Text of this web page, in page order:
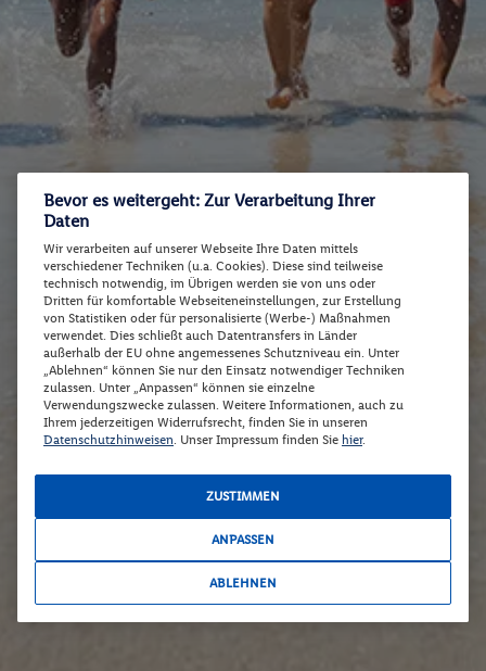
Bevor es weitergeht: Zur Verarbeitung Ihrer
Daten
Wir verarbeiten auf unserer Webseite Ihre Daten mittels
verschiedener Techniken (u.a. Cookies). Diese sind teilweise
technisch notwendig, im Übrigen werden sie von uns oder
Dritten für komfortable Webseiteneinstellungen, zur Erstellung
von Statistiken oder für personalisierte (Werbe-) Maßnahmen
verwendet. Dies schließt auch Datentransfers in Länder
außerhalb der EU ohne angemessenes Schutzniveau ein. Unter
„Ablehnen“ können Sie nur den Einsatz notwendiger Techniken
zulassen. Unter „Anpassen“ können sie einzelne
Verwendungszwecke zulassen. Weitere Informationen, auch zu
Ihrem jederzeitigen Widerrufsrecht, finden Sie in unseren
Datenschutzhinweisen . Unser Impressum finden Sie hier.
ZUSTIMMEN
ANPASSEN
ABLEHNEN